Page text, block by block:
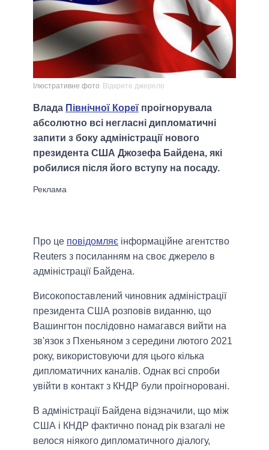
Ілюстративне фото Відкрите джерело
Влада Північної Кореї проігнорувала
абсолютно всі негласні дипломатичні
запити з боку адміністрації нового
президента США Джозефа Байдена, які
робилися після його вступу на посаду.
Про це повідомляє інформаційне агентство
Reuters з посиланням на своє джерело в
адміністрації Байдена.
Високопоставлений чиновник адміністрації
президента США розповів виданню, що
Вашингтон послідовно намагався вийти на
зв'язок з Пхеньяном з середини лютого 2021
року, використовуючи для цього кілька
дипломатичних каналів. Однак всі спроби
увійти в контакт з КНДР були проігноровані.
В адміністрації Байдена відзначили, що між
США і КНДР фактично понад рік взагалі не
велося ніякого дипломатичного діалогу,